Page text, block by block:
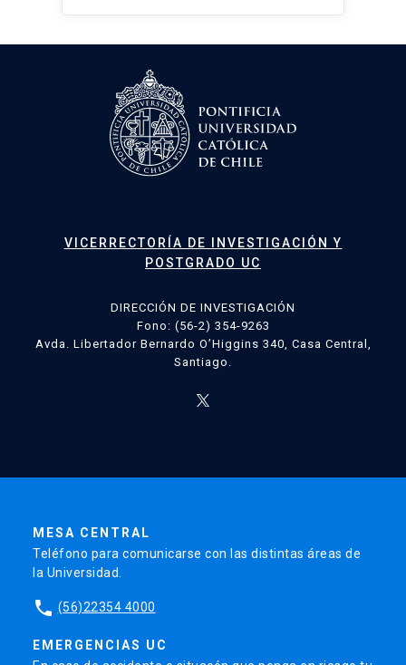
VICERRECTORÍA DE INVESTIGACIÓN Y
POSTGRADO UC
DIRECCIÓN DE INVESTIGACIÓN
Fono: (56-2) 354-9263
Avda. Libertador Bernardo O’Higgins 340, Casa Central,
Santiago.
MESA CENTRAL
Teléfono para comunicarse con las distintas áreas de
la Universidad.
phone (56)22354 4000
EMERGENCIAS UC